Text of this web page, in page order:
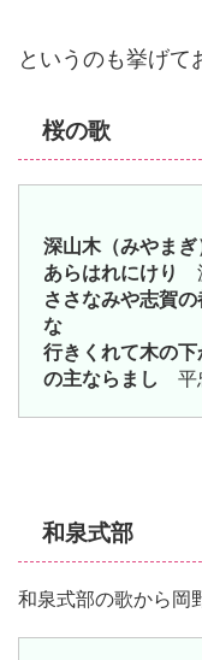
というのも挙げて
桜の歌
深山木（みやま
あらはれにけり
ささなみや志賀
な
行きくれて木の下
の主ならまし 平
和泉式部
和泉式部の歌から岡